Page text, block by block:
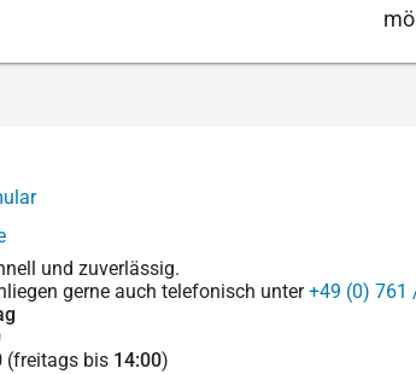
und zuverlässig.
gerne auch telefonisch unter+49 (0) 761
(freitags bis 14:00)